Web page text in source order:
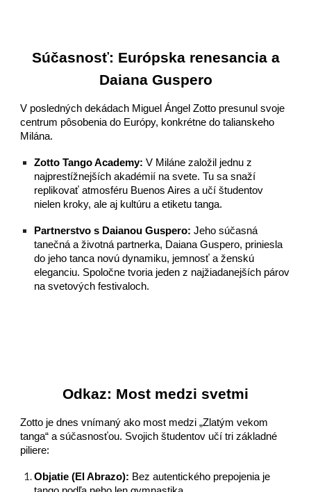
Súčasnosť: Európska renesancia a
Daiana Guspero
V posledných dekádach Miguel Ángel Zotto presunul svoje
centrum pôsobenia do Európy, konkrétne do talianskeho
Milána.
Zotto Tango Academy: V Miláne založil jednu z
najprestížnejších akadémií na svete. Tu sa snaží
replikovať atmosféru Buenos Aires a učí študentov
nielen kroky, ale aj kultúru a etiketu tanga.
Partnerstvo s Daianou Guspero: Jeho súčasná
tanečná a životná partnerka, Daiana Guspero, priniesla
do jeho tanca novú dynamiku, jemnosť a ženskú
eleganciu. Spoločne tvoria jeden z najžiadanejších párov
na svetových festivaloch.
Odkaz: Most medzi svetmi
Zotto je dnes vnímaný ako most medzi „Zlatým vekom
tanga“ a súčasnosťou. Svojich študentov učí tri základné
piliere:
Objatie (El Abrazo): Bez autentického prepojenia je